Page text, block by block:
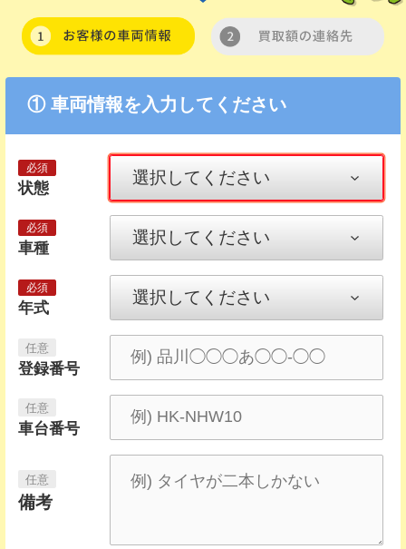
① 車両情報を入力してください
状態
車種
年式
登録番号
車台番号
備考